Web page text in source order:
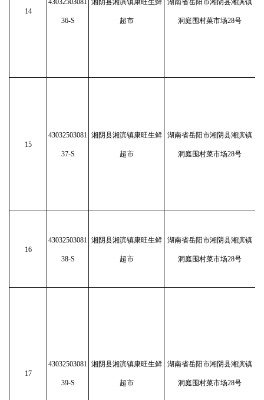
14
43032503081
36-S
湘阴县湘滨镇康旺生鲜
超市
湖南省岳阳市湘阴县湘滨镇
洞庭围村菜市场28号
15
43032503081
37-S
湘阴县湘滨镇康旺生鲜
超市
湖南省岳阳市湘阴县湘滨镇
洞庭围村菜市场28号
16
43032503081
38-S
湘阴县湘滨镇康旺生鲜
超市
湖南省岳阳市湘阴县湘滨镇
洞庭围村菜市场28号
17
43032503081
39-S
湘阴县湘滨镇康旺生鲜
超市
湖南省岳阳市湘阴县湘滨镇
洞庭围村菜市场28号